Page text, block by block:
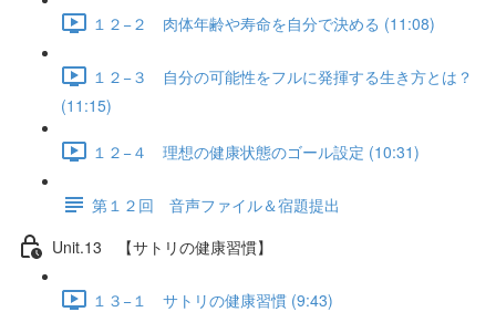
１２−２ 肉体年齢や寿命を自分で決める (11:08)
１２−３ 自分の可能性をフルに発揮する生き方とは？
(11:15)
１２−４ 理想の健康状態のゴール設定 (10:31)
第１２回 音声ファイル＆宿題提出
Unit.13 【サトリの健康習慣】
１３−１ サトリの健康習慣 (9:43)